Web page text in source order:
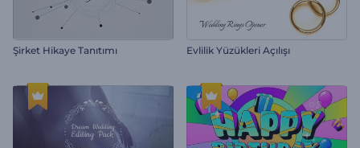
Şirket Hikaye Tanıtımı Evlilik Yüzükleri Açılışı